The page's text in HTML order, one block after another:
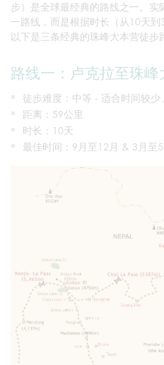
步）是全球最经典的路线之一。实
一路线，而是根据时长（从10天到
以下是三条经典的珠峰大本营徒步
路线一：卢克拉至珠
徒步难度：中等 - 适合时间较少
距离：59公里
时长：10天
最佳时间：9月至12月 & 3月至5